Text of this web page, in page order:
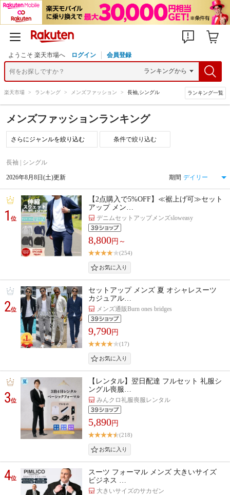
ようこそ 楽天市場へ ログイン 会員登録
楽天市場 > ランキング > メンズファッション > 長袖,シングル ランキング一覧
メンズファッションランキング
条件で絞り込む
長袖 | シングル
2026年8月8日(土)更新 期間
1位
【2点購入で5%OFF】≪裾上げ可≫セット
アップ メン…
デニムセットアップメンズsloweasy
8,800円～
(254)
2位
セットアップ メンズ 夏 オシャレスーツ
カジュアル…
メンズ通販Burn ones bridges
9,790円
(17)
3位
【レンタル】翌日配達 フルセット 礼服シ
ングル喪服…
みんクロ礼服喪服レンタル
5,890円
(218)
4位
スーツ フォーマル メンズ 大きいサイズ
ビジネス …
大きいサイズのサカゼン